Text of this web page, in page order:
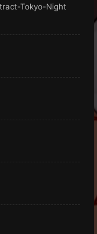
Tokyo-Night